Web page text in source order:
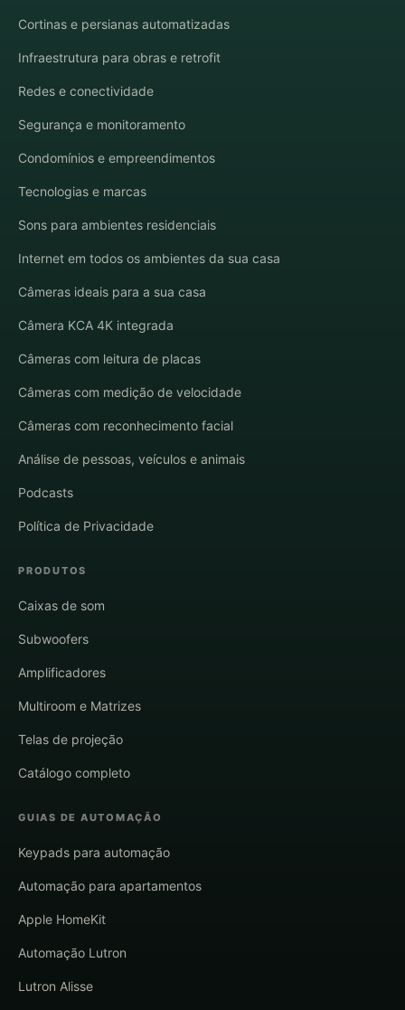
Cortinas e persianas automatizadas
Infraestrutura para obras e retrofit
Redes e conectividade
Segurança e monitoramento
Condomínios e empreendimentos
Tecnologias e marcas
Sons para ambientes residenciais
Internet em todos os ambientes da sua casa
Câmeras ideais para a sua casa
Câmera KCA 4K integrada
Câmeras com leitura de placas
Câmeras com medição de velocidade
Câmeras com reconhecimento facial
Análise de pessoas, veículos e animais
Podcasts
Política de Privacidade
PRODUTOS
Caixas de som
Subwoofers
Amplificadores
Multiroom e Matrizes
Telas de projeção
Catálogo completo
GUIAS DE AUTOMAÇÃO
Keypads para automação
Automação para apartamentos
Apple HomeKit
Automação Lutron
Lutron Alisse